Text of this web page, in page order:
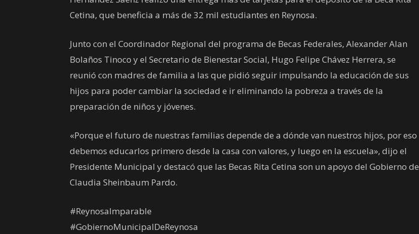
Cetina, que beneficia a más de 32 mil estudiantes en Reynosa.
Junto con el Coordinador Regional del programa de Becas Federales, Alexander Alan
Bolaños Tinoco y el Secretario de Bienestar Social, Hugo Felipe Chávez Herrera, se
reunió con madres de familia a las que pidió seguir impulsando la educación de sus
hijos para poder cambiar la sociedad e ir eliminando la pobreza a través de la
preparación de niños y jóvenes.
«Porque el futuro de nuestras familias depende de a dónde van nuestros hijos, por eso
debemos educarlos primero desde la casa con valores, y luego en la escuela», dijo el
Presidente Municipal y destacó que las Becas Rita Cetina son un apoyo del Gobierno de
Claudia Sheinbaum Pardo.
#ReynosaImparable
#GobiernoMunicipalDeReynosa